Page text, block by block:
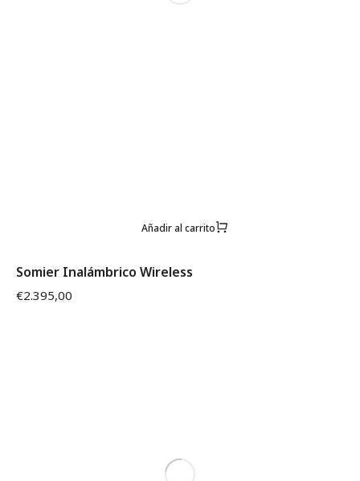
Añadir al carrito
Somier Inalámbrico Wireless
€2.395,00